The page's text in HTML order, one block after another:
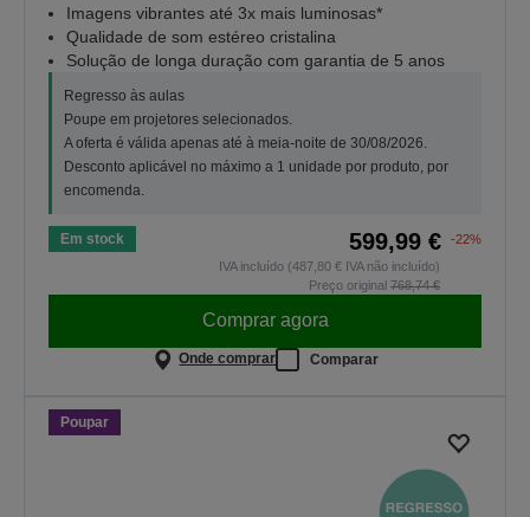
Imagens vibrantes até 3x mais luminosas*
Qualidade de som estéreo cristalina
Solução de longa duração com garantia de 5 anos
Regresso às aulas
Poupe em projetores selecionados.
A oferta é válida apenas até à meia-noite de 30/08/2026.
Desconto aplicável no máximo a 1 unidade por produto, por
encomenda.
Em stock 599,99 €
-22%
IVA incluído (487,80 € IVA não incluído)
Preço original 768,74 €
Comprar agora
Onde comprar Comparar
Poupar